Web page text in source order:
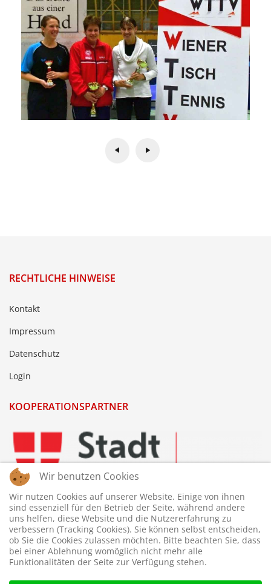
RECHTLICHE HINWEISE
Kontakt
Impressum
Datenschutz
Login
KOOPERATIONSPARTNER
Wir benutzen Cookies
Wir nutzen Cookies auf unserer Website. Einige von ihnen
sind essenziell für den Betrieb der Seite, während andere
uns helfen, diese Website und die Nutzererfahrung zu
verbessern (Tracking Cookies). Sie können selbst entscheiden,
ob Sie die Cookies zulassen möchten. Bitte beachten Sie, dass
bei einer Ablehnung womöglich nicht mehr alle
Funktionalitäten der Seite zur Verfügung stehen.